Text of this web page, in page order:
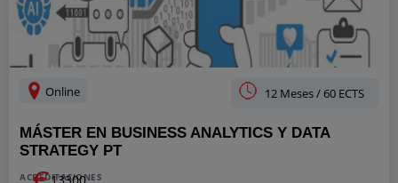
Online 12 Meses / 60 ECTS
MÁSTER EN BUSINESS ANALYTICS Y DATA
STRATEGY PT
ACREDITACIONES